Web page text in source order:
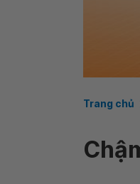
Trang chủ